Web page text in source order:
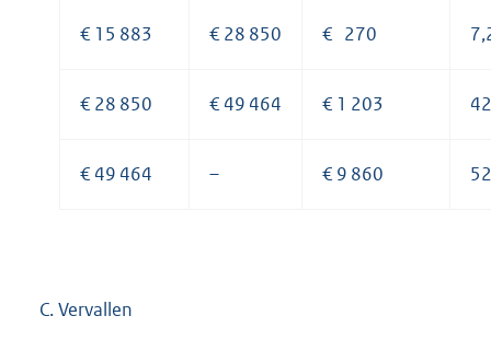
€ 15 883 € 28 850 € 270
€ 28 850 € 49 464 € 1 203
€ 49 464 – € 9 860
C. Vervallen